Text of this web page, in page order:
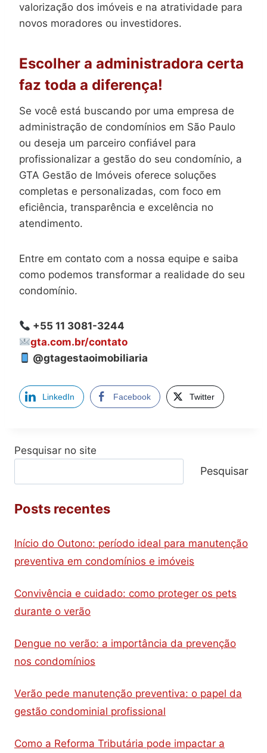
valorização dos imóveis e na atratividade para
novos moradores ou investidores.
Escolher a administradora certa
faz toda a diferença!
Se você está buscando por uma empresa de
administração de condomínios em São Paulo
ou deseja um parceiro confiável para
profissionalizar a gestão do seu condomínio, a
GTA Gestão de Imóveis oferece soluções
completas e personalizadas, com foco em
eficiência, transparência e excelência no
atendimento.
Entre em contato com a nossa equipe e saiba
como podemos transformar a realidade do seu
condomínio.
+55 11 3081-3244
gta.com.br/contato
@gtagestaoimobiliaria
LinkedIn Facebook Twitter
Pesquisar no site
Pesquisar
Posts recentes
Início do Outono: período ideal para manutenção
preventiva em condomínios e imóveis
Convivência e cuidado: como proteger os pets
durante o verão
Dengue no verão: a importância da prevenção
nos condomínios
Verão pede manutenção preventiva: o papel da
gestão condominial profissional
Como a Reforma Tributária pode impactar a